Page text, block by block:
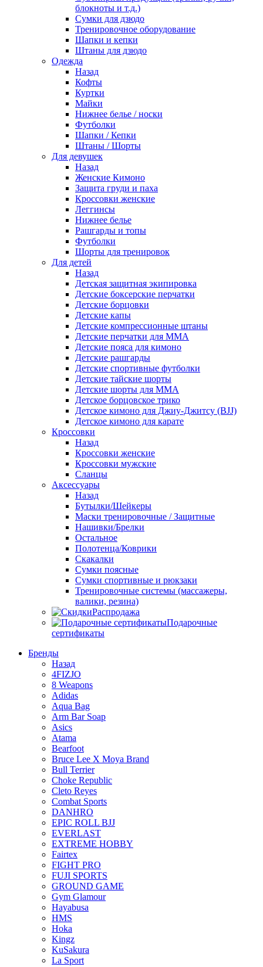
блокноты и т.д.)
Сумки для дзюдо
Тренировочное оборудование
Шапки и кепки
Штаны для дзюдо
Одежда
Назад
Кофты
Куртки
Майки
Нижнее белье / носки
Футболки
Шапки / Кепки
Штаны / Шорты
Для девушек
Назад
Женские Кимоно
Защита груди и паха
Кроссовки женские
Леггинсы
Нижнее белье
Рашгарды и топы
Футболки
Шорты для тренировок
Для детей
Назад
Детская защитная экипировка
Детские боксерские перчатки
Детские борцовки
Детские капы
Детские компрессионные штаны
Детские перчатки для ММА
Детские пояса для кимоно
Детские рашгарды
Детские спортивные футболки
Детские тайские шорты
Детские шорты для ММА
Детское борцовское трико
Детское кимоно для Джиу-Джитсу (BJJ)
Детское кимоно для карате
Кроссовки
Назад
Кроссовки женские
Кроссовки мужские
Сланцы
Аксессуары
Назад
Бутылки/Шейкеры
Маски тренировочные / Защитные
Нашивки/Брелки
Остальное
Полотенца/Коврики
Скакалки
Сумки поясные
Сумки спортивные и рюкзаки
Тренировочные системы (массажеры,
валики, резина)
Распродажа
Подарочные
сертификаты
Бренды
Назад
4FIZJO
8 Weapons
Adidas
Aqua Bag
Arm Bar Soap
Asics
Atama
Bearfoot
Bruce Lee X Moya Brand
Bull Terrier
Choke Republic
Cleto Reyes
Combat Sports
DANHRO
EPIC ROLL BJJ
EVERLAST
EXTREME HOBBY
Fairtex
FIGHT PRO
FUJI SPORTS
GROUND GAME
Gym Glamour
Hayabusa
HMS
Hoka
Kingz
KuSakura
La Sport